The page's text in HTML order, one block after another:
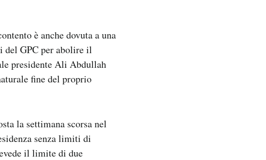
è anche dovuta a una
del GPC per abolire il
presidente Ali Abdullah
fine del proprio
la settimana scorsa nel
senza limiti di
il limite di due